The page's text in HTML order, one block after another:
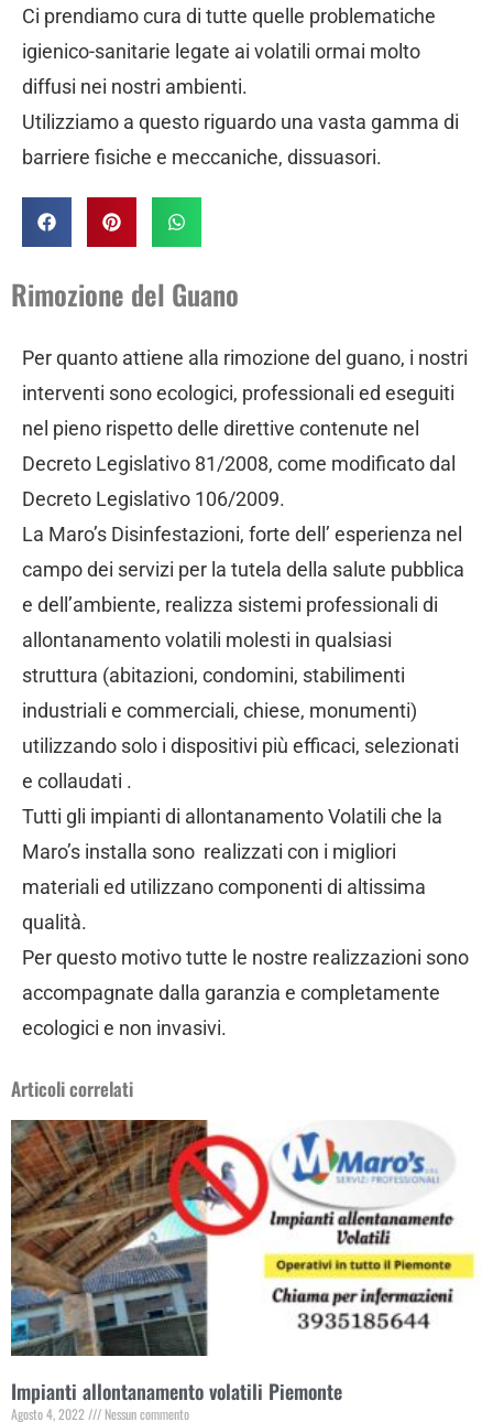
Ci prendiamo cura di tutte quelle problematiche
igienico-sanitarie legate ai volatili ormai molto
diffusi nei nostri ambienti.
Utilizziamo a questo riguardo una vasta gamma di
barriere fisiche e meccaniche, dissuasori.
Rimozione del Guano
Per quanto attiene alla rimozione del guano, i nostri
interventi sono ecologici, professionali ed eseguiti
nel pieno rispetto delle direttive contenute nel
Decreto Legislativo 81/2008, come modificato dal
Decreto Legislativo 106/2009.
La Maro’s Disinfestazioni, forte dell’ esperienza nel
campo dei servizi per la tutela della salute pubblica
e dell’ambiente, realizza sistemi professionali di
allontanamento volatili molesti in qualsiasi
struttura (abitazioni, condomini, stabilimenti
industriali e commerciali, chiese, monumenti)
utilizzando solo i dispositivi più efficaci, selezionati
e collaudati .
Tutti gli impianti di allontanamento Volatili che la
Maro’s installa sono realizzati con i migliori
materiali ed utilizzano componenti di altissima
qualità.
Per questo motivo tutte le nostre realizzazioni sono
accompagnate dalla garanzia e completamente
ecologici e non invasivi.
Articoli correlati
Impianti allontanamento volatili Piemonte
Agosto 4, 2022 Nessun commento